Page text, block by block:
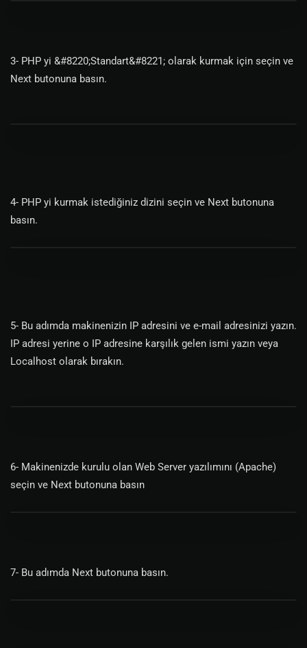
3- PHP yi &#8220;Standart&#8221; olarak kurmak için seçin ve
Next butonuna basın.
4- PHP yi kurmak istediğiniz dizini seçin ve Next butonuna
basın.
5- Bu adımda makinenizin IP adresini ve e-mail adresinizi yazın.
IP adresi yerine o IP adresine karşılık gelen ismi yazın veya
Localhost olarak bırakın.
6- Makinenizde kurulu olan Web Server yazılımını (Apache)
seçin ve Next butonuna basın
7- Bu adımda Next butonuna basın.